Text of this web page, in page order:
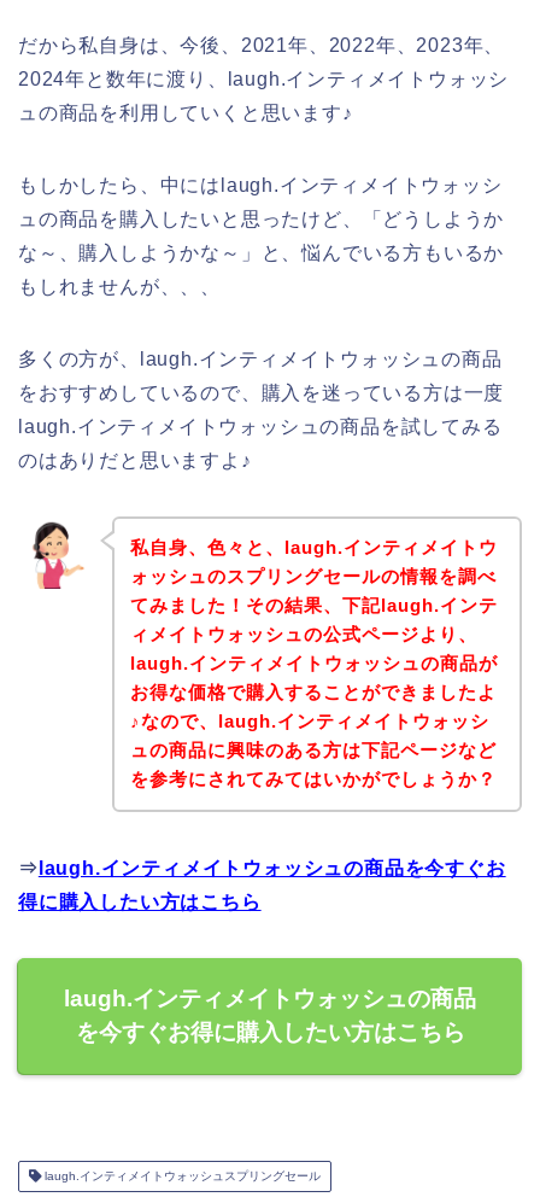
だから私自身は、今後、2021年、2022年、2023年、
2024年と数年に渡り、laugh.インティメイトウォッシ
ュの商品を利用していくと思います♪
もしかしたら、中にはlaugh.インティメイトウォッシ
ュの商品を購入したいと思ったけど、「どうしようか
な～、購入しようかな～」と、悩んでいる方もいるか
もしれませんが、、、
多くの方が、laugh.インティメイトウォッシュの商品
をおすすめしているので、購入を迷っている方は一度
laugh.インティメイトウォッシュの商品を試してみる
のはありだと思いますよ♪
私自身、色々と、laugh.インティメイトウ
ォッシュのスプリングセールの情報を調べ
てみました！その結果、下記laugh.インテ
ィメイトウォッシュの公式ページより、
laugh.インティメイトウォッシュの商品が
お得な価格で購入することができましたよ
♪なので、laugh.インティメイトウォッシ
ュの商品に興味のある方は下記ページなど
を参考にされてみてはいかがでしょうか？
⇒ laugh.インティメイトウォッシュの商品を今すぐお
得に購入したい方はこちら
laugh.インティメイトウォッシュの商品
を今すぐお得に購入したい方はこちら
laugh.インティメイトウォッシュスプリングセール